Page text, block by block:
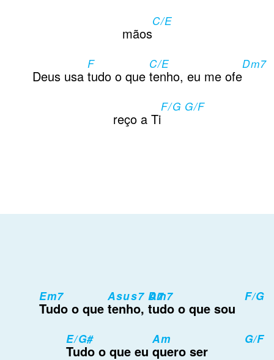
mãos
C/E
Deus usa
F
tudo o que
C/E
tenho, eu me ofe
Dm7
reço a Ti
F/G G/F
Em7
Tudo o que
Asus7 A7
tenho,
Dm7
tudo o que sou
F/G
G/F
E/G#
Tudo o que eu
Am
quero ser